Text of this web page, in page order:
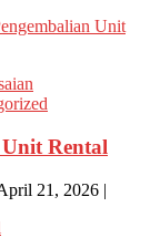
Unit
Rental
21, 2026 |